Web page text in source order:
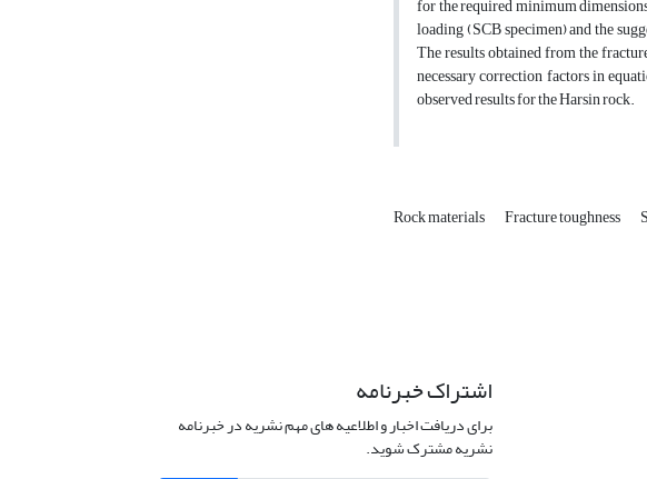
for the required minimum
loading (SCB specimen) and the
The results obtained from the
necessary correction factors in
observed results for the Harsin rock.
Rock materials Fracture toughness
اشتراک خبرنامه
برای دریافت اخبار و اطلاعیه های مهم نشریه در خبرنامه
نشریه مشترک شوید.